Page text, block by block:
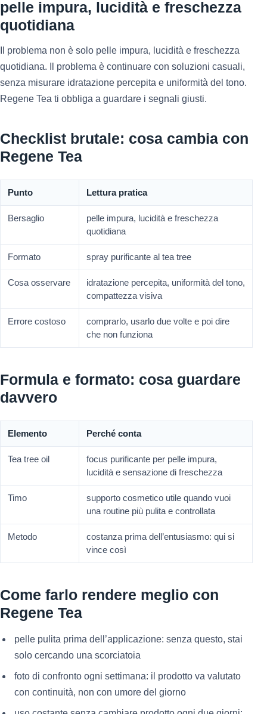
pelle impura, lucidità e freschezza
quotidiana
Il problema non è solo pelle impura, lucidità e freschezza
quotidiana. Il problema è continuare con soluzioni casuali,
senza misurare idratazione percepita e uniformità del tono.
Regene Tea ti obbliga a guardare i segnali giusti.
Checklist brutale: cosa cambia con
Regene Tea
Punto Lettura pratica
Bersaglio
pelle impura, lucidità e freschezza
quotidiana
Formato spray purificante al tea tree
Cosa osservare
idratazione percepita, uniformità del tono,
compattezza visiva
Errore costoso
comprarlo, usarlo due volte e poi dire
che non funziona
Formula e formato: cosa guardare
davvero
Elemento Perché conta
Tea tree oil
focus purificante per pelle impura,
lucidità e sensazione di freschezza
Timo
supporto cosmetico utile quando vuoi
una routine più pulita e controllata
Metodo
costanza prima dell’entusiasmo: qui si
vince così
Come farlo rendere meglio con
Regene Tea
pelle pulita prima dell’applicazione: senza questo, stai
solo cercando una scorciatoia
foto di confronto ogni settimana: il prodotto va valutato
con continuità, non con umore del giorno